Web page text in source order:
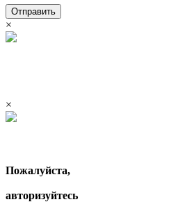
Отправить
×
×
Пожалуйста,
авторизуйтесь